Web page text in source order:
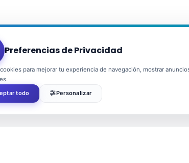
Preferencias de Privacidad
para mejorar tu experiencia de navegación, mostrar
todo
Personalizar